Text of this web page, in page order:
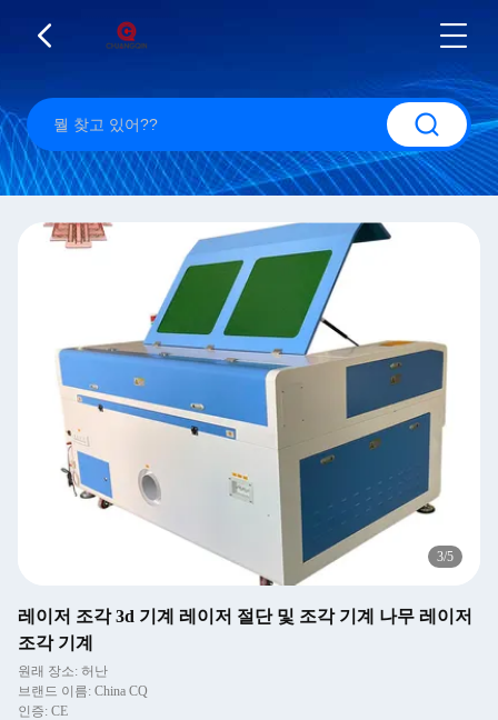
3/5
레이저 조각 3d 기계 레이저 절단 및 조각 기계 나무 레이저
조각 기계
원래 장소: 허난
브랜드 이름: China CQ
인증: CE